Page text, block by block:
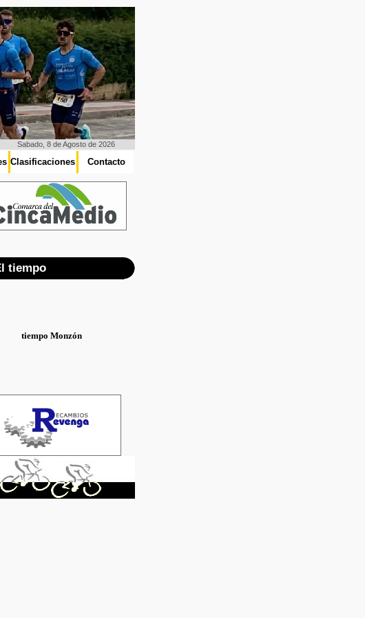
Sabado, 8 de Agosto de 2026
Clasificaciones Contacto
tiempo
tiempo Monzón